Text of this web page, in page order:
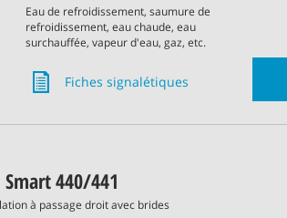
Eau de refroidissement, saumure de
refroidissement, eau chaude, eau
surchauffée, vapeur d'eau, gaz, etc.
Fiches signalétiques
Smart 440/441
à passage droit avec brides